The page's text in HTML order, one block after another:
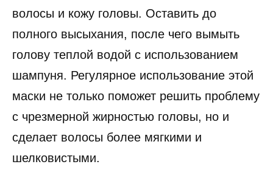
волосы и кожу головы. Оставить до
полного высыхания, после чего вымыть
голову теплой водой с использованием
шампуня. Регулярное использование этой
маски не только поможет решить проблему
с чрезмерной жирностью головы, но и
сделает волосы более мягкими и
шелковистыми.